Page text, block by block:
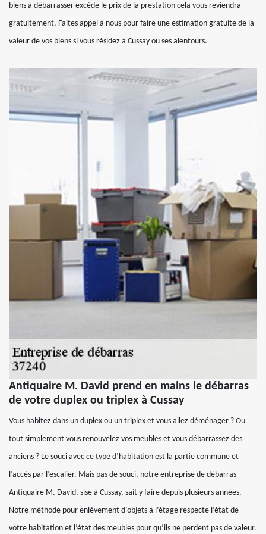
biens à débarrasser excède le prix de la prestation cela vous reviendra
gratuitement. Faites appel à nous pour faire une estimation gratuite de la
valeur de vos biens si vous résidez à Cussay ou ses alentours.
Antiquaire M. David prend en mains le débarras
de votre duplex ou triplex à Cussay
Vous habitez dans un duplex ou un triplex et vous allez déménager ? Ou
tout simplement vous renouvelez vos meubles et vous débarrassez des
anciens ? Le souci avec ce type d’habitation est la partie commune et
l’accès par l’escalier. Mais pas de souci, notre entreprise de débarras
Antiquaire M. David, sise à Cussay, sait y faire depuis plusieurs années.
Notre méthode pour enlèvement d’objets à l’étage respecte l’état de
votre habitation et l’état des meubles pour qu’ils ne perdent pas de valeur.